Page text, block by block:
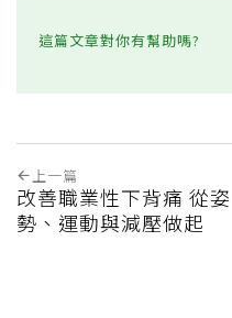
這篇文章對你有幫助嗎?
上一篇
改善職業性下背痛 從姿
勢、運動與減壓做起